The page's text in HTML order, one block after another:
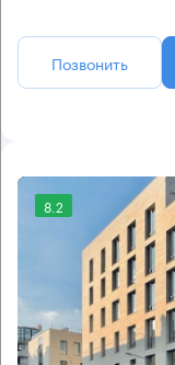
Позвонить
8.2